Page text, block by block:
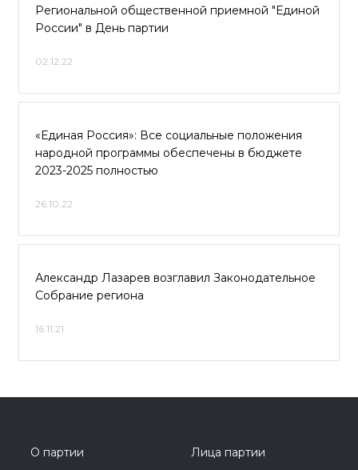
Региональной общественной приемной "Единой
России" в День партии
02.12.22
«Единая Россия»: Все социальные положения
народной программы обеспечены в бюджете
2023-2025 полностью
26.10.22
Александр Лазарев возглавил Законодательное
Собрание региона
16.11.21
О партии
Лица партии